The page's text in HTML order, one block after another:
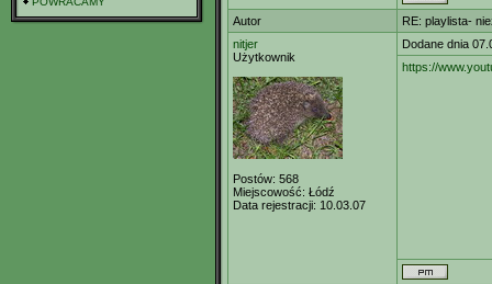
Autor
RE: playlista-
nitjer
Użytkownik
Postów: 568
Miejscowość: Łódź
Data rejestracji: 10.03.07
Dodane dnia
https://